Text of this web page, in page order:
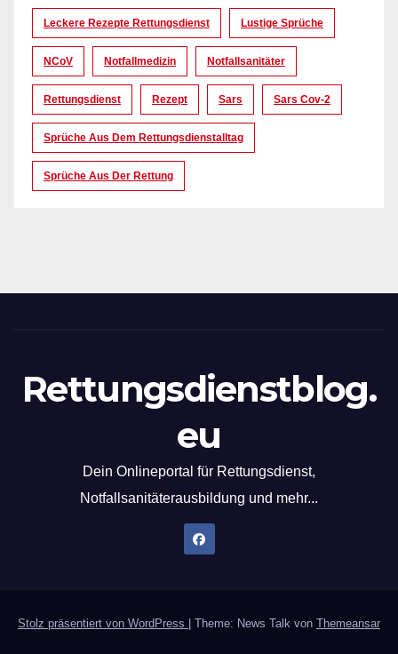
Leckere Rezepte Rettungsdienst Lustige Sprüche
NCoV Notfallmedizin Notfallsanitäter
Rettungsdienst Rezept Sars Sars Cov-2
Sprüche Aus Dem Rettungsdienstalltag
Sprüche Aus Der Rettung
Rettungsdienstblog.
eu
Dein Onlineportal für Rettungsdienst,
Notfallsanitäterausbildung und mehr...
Stolz präsentiert von WordPress Theme: News Talk von Themeansar